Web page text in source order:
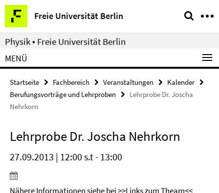
Springe
direkt
zu
Inhalt
Freie Universität Berlin
Service-
Navigation
Physik • Freie Universität Berlin
MENÜ
Startseite Fachbereich Veranstaltungen
Kalender
Berufungsvorträge und Lehrproben
Lehrprobe Dr. Joscha
Nehrkorn
Lehrprobe Dr. Joscha Nehrkorn
27.09.2013 | 12:00 s.t - 13:00
Nähere Informationen siehe bei >>Links zum Theam<<